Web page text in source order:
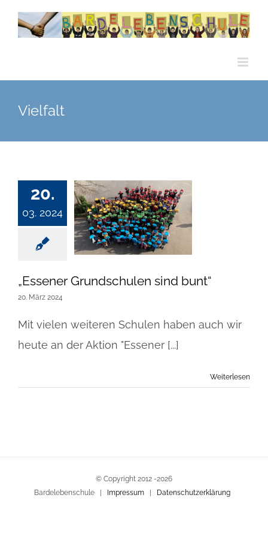
Zum
Inhalt
Vielfalt
20.
03. 2024
„Essener
Grundschulen
sind bunt“
„Essener Grundschulen sind bunt“
20. März 2024
Mit vielen weiteren Schulen haben auch wir
heute an der Aktion "Essener [...]
Weiterlesen
© Copyright 2012 -2026
Bardelebenschule | Impressum | Datenschutzerklärung